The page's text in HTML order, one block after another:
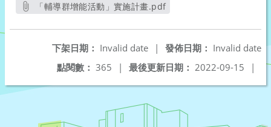
「輔導群增能活動」實施計畫.pdf
發佈日期： Invalid date
下架日期： Invalid date
|
最後更新日期： 2022-09-15 |
點閱數： 365 |